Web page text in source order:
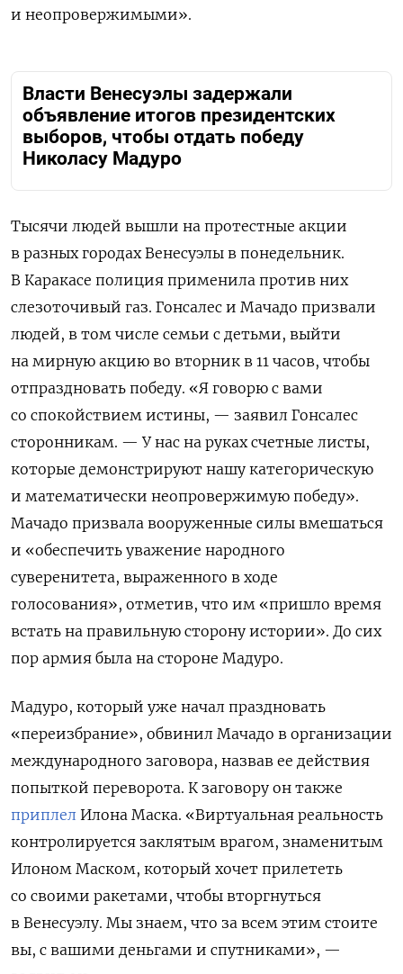
и неопровержимыми».
Власти Венесуэлы задержали
объявление итогов президентских
выборов, чтобы отдать победу
Николасу Мадуро
Тысячи людей вышли на протестные акции
в разных городах Венесуэлы в понедельник.
В Каракасе полиция применила против них
слезоточивый газ. Гонсалес и Мачадо призвали
людей, в том числе семьи с детьми, выйти
на мирную акцию во вторник в 11 часов, чтобы
отпраздновать победу. «Я говорю с вами
со спокойствием истины, — заявил Гонсалес
сторонникам. — У нас на руках счетные листы,
которые демонстрируют нашу категорическую
и математически неопровержимую победу».
Мачадо призвала вооруженные силы вмешаться
и «обеспечить уважение народного
суверенитета, выраженного в ходе
голосования», отметив, что им «пришло время
встать на правильную сторону истории». До сих
пор армия была на стороне Мадуро.
Мадуро, который уже начал праздновать
«переизбрание», обвинил Мачадо в организации
международного заговора, назвав ее действия
попыткой переворота. К заговору он также
приплел Илона Маска. «Виртуальная реальность
контролируется заклятым врагом, знаменитым
Илоном Маском, который хочет прилететь
со своими ракетами, чтобы вторгнуться
в Венесуэлу. Мы знаем, что за всем этим стоите
вы, с вашими деньгами и спутниками», —